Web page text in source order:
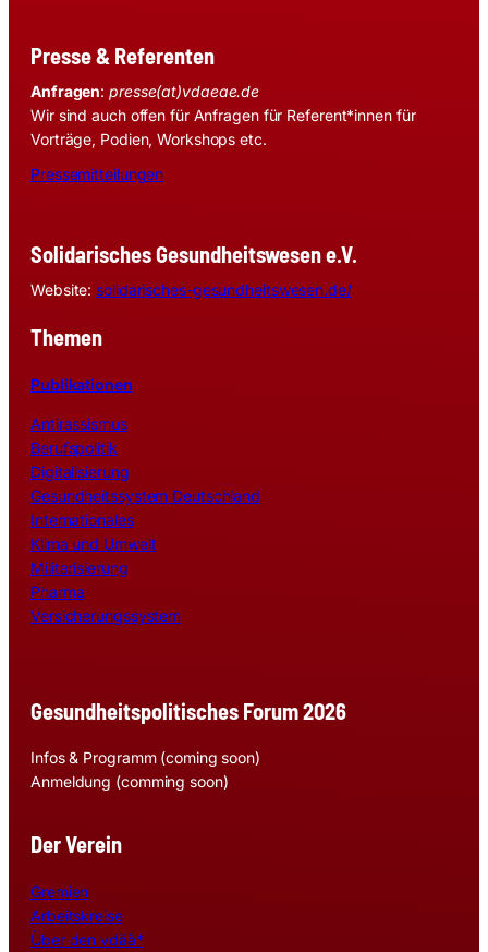
Presse & Referenten
Anfragen:presse(at)vdaeae.de
Wir sind auch offen für Anfragen für Referent*innen für
Vorträge, Podien, Workshops etc.
Pressemitteilungen
Solidarisches Gesundheitswesen e.V.
Website: solidarisches-gesundheitswesen.de/
Themen
Publikationen
Antirassismus
Berufspolitik
Digitalisierung
Gesundheitssystem Deutschland
Internationales
Klima und Umwelt
Militarisierung
Pharma
Versicherungssystem
Gesundheitspolitisches Forum 2026
Infos & Programm (coming soon)
Anmeldung (comming soon)
Der Verein
Gremien
Arbeitskreise
Über den vdää*